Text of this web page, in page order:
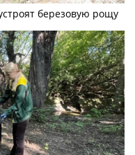
березовую рощу